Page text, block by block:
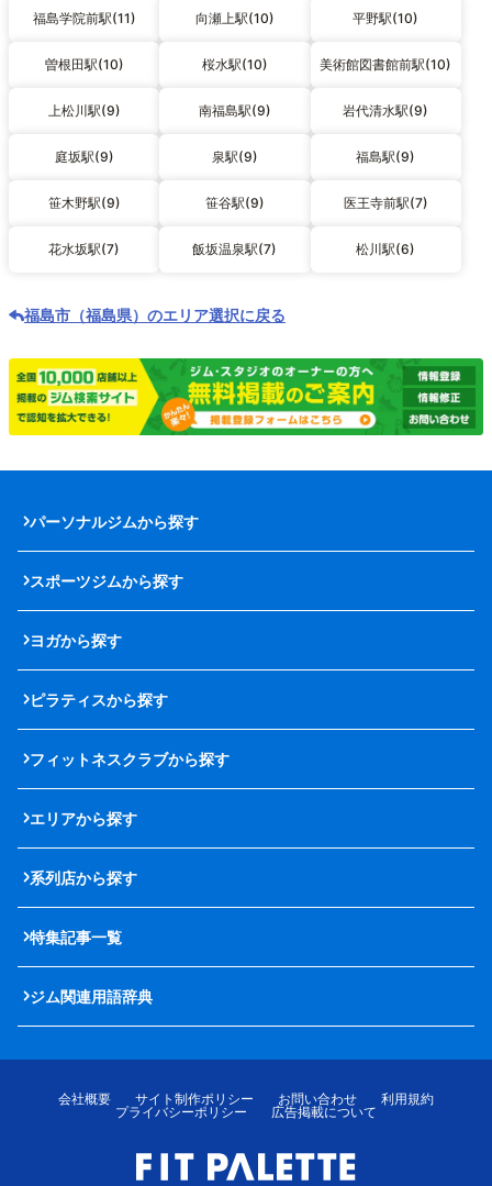
福島学院前駅(11) 向瀬上駅(10) 平野駅(10)
曽根田駅(10) 桜水駅(10) 美術館図書館前駅(10)
上松川駅(9) 南福島駅(9) 岩代清水駅(9)
庭坂駅(9) 泉駅(9) 福島駅(9)
笹木野駅(9) 笹谷駅(9) 医王寺前駅(7)
花水坂駅(7) 飯坂温泉駅(7) 松川駅(6)
福島市（福島県）のエリア選択に戻る
パーソナルジムから探す
スポーツジムから探す
ヨガから探す
ピラティスから探す
フィットネスクラブから探す
エリアから探す
系列店から探す
特集記事一覧
ジム関連用語辞典
会社概要 サイト制作ポリシー お問い合わせ
利用規約
プライバシーポリシー
広告掲載について